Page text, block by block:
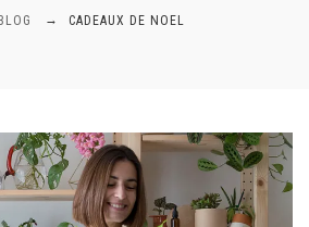
BLOG → CADEAUX DE NOEL